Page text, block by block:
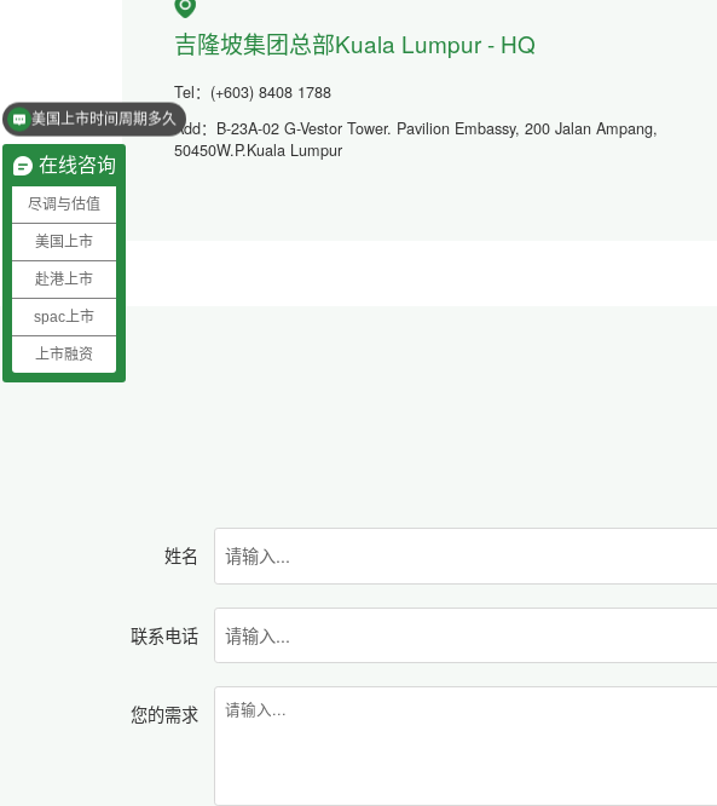
吉隆坡集团总部Kuala Lumpur - HQ
Tel：(+603) 8408 1788
Add：B-23A-02 G-Vestor Tower. Pavilion Embassy, 200 Jalan Ampang,
50450W.P.Kuala Lumpur
姓名
联系电话
您的需求
在线咨询
尽调与估值
美国上市
赴港上市
spac上市
上市融资
美国上市时间周期多久